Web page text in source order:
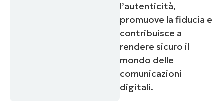
l’autenticità,
promuove la fiducia e
contribuisce a
rendere sicuro il
mondo delle
comunicazioni
digitali.